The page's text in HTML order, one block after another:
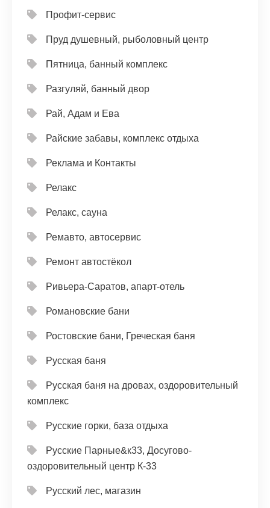
Профит-сервис
Пруд душевный, рыболовный центр
Пятница, банный комплекс
Разгуляй, банный двор
Рай, Адам и Ева
Райские забавы, комплекс отдыха
Реклама и Контакты
Релакс
Релакс, сауна
Ремавто, автосервис
Ремонт автостёкол
Ривьера-Саратов, апарт-отель
Романовские бани
Ростовские бани, Греческая баня
Русская баня
Русская баня на дровах, оздоровительный
комплекс
Русские горки, база отдыха
Русские Парные&к33, Досугово-
оздоровительный центр К-33
Русский лес, магазин